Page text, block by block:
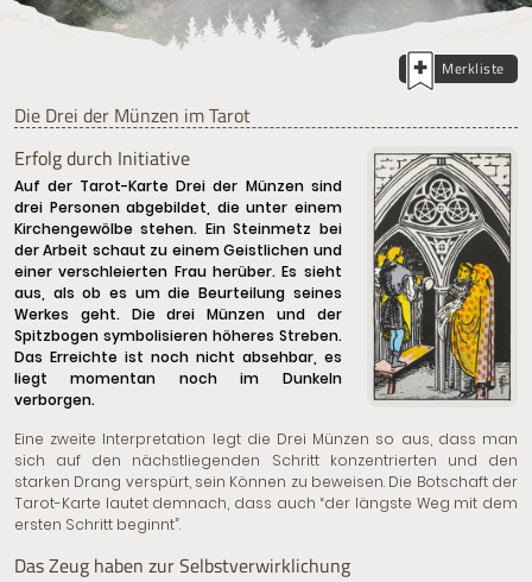
Merkliste
Die Drei der Münzen im Tarot
Erfolg durch Initiative
Auf der Tarot-Karte Drei der Münzen sind
drei Personen abgebildet, die unter einem
Kirchengewölbe stehen. Ein Steinmetz bei
der Arbeit schaut zu einem Geistlichen und
einer verschleierten Frau herüber. Es sieht
aus, als ob es um die Beurteilung seines
Werkes geht. Die drei Münzen und der
Spitzbogen symbolisieren höheres Streben.
Das Erreichte ist noch nicht absehbar, es
liegt momentan noch im Dunkeln
verborgen.
Eine zweite Interpretation legt die Drei Münzen so aus, dass man
sich auf den nächstliegenden Schritt konzentrierten und den
starken Drang verspürt, sein Können zu beweisen. Die Botschaft der
Tarot-Karte lautet demnach, dass auch “der längste Weg mit dem
ersten Schritt beginnt”.
Das Zeug haben zur Selbstverwirklichung